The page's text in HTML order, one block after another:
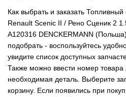
Как выбрать и заказать
Renault Scenic II / Рено Сценик 2
A120316 DENCKERMANN
подобрать - воспользуйтесь
увидите список доступных
Также можно ввести номер товара
необходимая деталь. Выберите
корзину. Если появились при